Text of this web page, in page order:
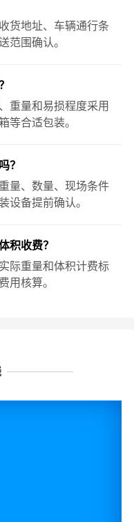
货地址、车辆通行条
范围确认。
重量和易损程度采用
等合适包装。
？
量、数量、现场条件
设备提前确认。
积收费？
际重量和体积计费标
用核算。